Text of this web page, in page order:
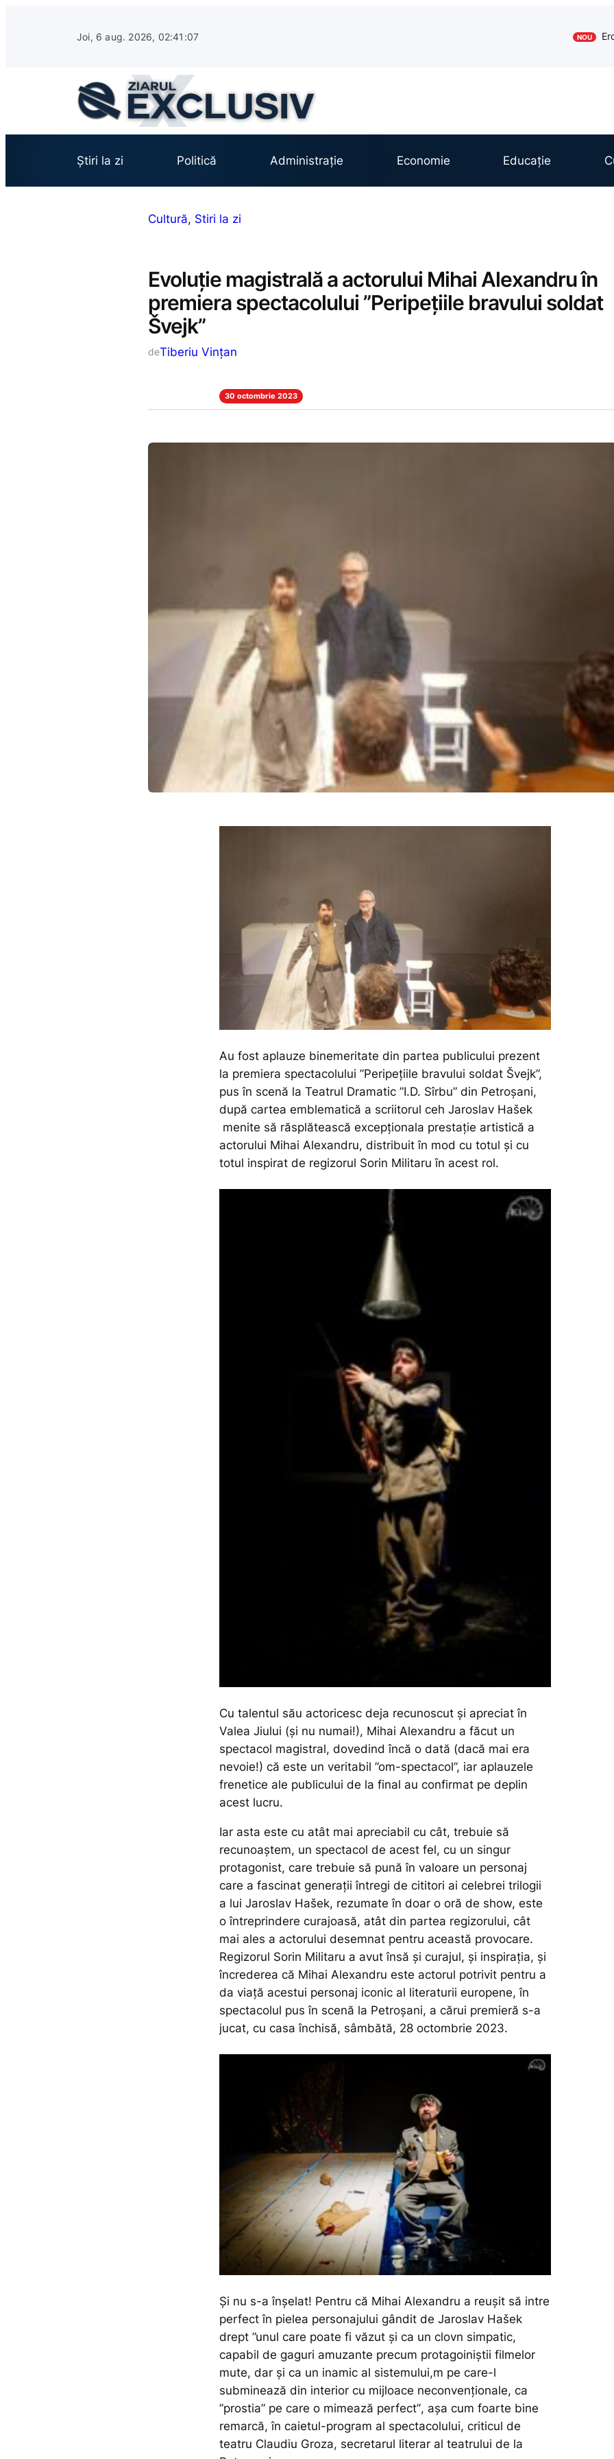
Joi, 6 aug. 2026, 02:41:08 NOU
Știri la zi Politică Administrație Economie Educație
Cultură, Stiri la zi
Evoluție magistrală a actorului Mihai Alexandru în
premiera spectacolului ”Peripețiile bravului soldat
Švejk”
deTiberiu Vințan
30 octombrie 2023
Au fost aplauze binemeritate din partea publicului prezent
la premiera spectacolului ”Peripețiile bravului soldat Švejk”,
pus în scenă la Teatrul Dramatic ”I.D. Sîrbu” din Petroșani,
după cartea emblematică a scriitorul ceh Jaroslav Hašek
menite să răsplătească excepționala prestație artistică a
actorului Mihai Alexandru, distribuit în mod cu totul și cu
totul inspirat de regizorul Sorin Militaru în acest rol.
Cu talentul său actoricesc deja recunoscut și apreciat în
Valea Jiului (și nu numai!), Mihai Alexandru a făcut un
spectacol magistral, dovedind încă o dată (dacă mai era
nevoie!) că este un veritabil ”om-spectacol”, iar aplauzele
frenetice ale publicului de la final au confirmat pe deplin
acest lucru.
Iar asta este cu atât mai apreciabil cu cât, trebuie să
recunoaștem, un spectacol de acest fel, cu un singur
protagonist, care trebuie să pună în valoare un personaj
care a fascinat generații întregi de cititori ai celebrei trilogii
a lui Jaroslav Hašek, rezumate în doar o oră de show, este
o întreprindere curajoasă, atât din partea regizorului, cât
mai ales a actorului desemnat pentru această provocare.
Regizorul Sorin Militaru a avut însă și curajul, și inspirația, și
încrederea că Mihai Alexandru este actorul potrivit pentru a
da viață acestui personaj iconic al literaturii europene, în
spectacolul pus în scenă la Petroșani, a cărui premieră s-a
jucat, cu casa închisă, sâmbătă, 28 octombrie 2023.
Și nu s-a înșelat! Pentru că Mihai Alexandru a reușit să intre
perfect în pielea personajului gândit de Jaroslav Hašek
drept ”unul care poate fi văzut și ca un clovn simpatic,
capabil de gaguri amuzante precum protagoiniștii filmelor
mute, dar și ca un inamic al sistemului,m pe care-l
subminează din interior cu mijloace neconvenționale, ca
”prostia” pe care o mimează perfect”, așa cum foarte bine
remarcă, în caietul-program al spectacolului, criticul de
teatru Claudiu Groza, secretarul literar al teatrului de la